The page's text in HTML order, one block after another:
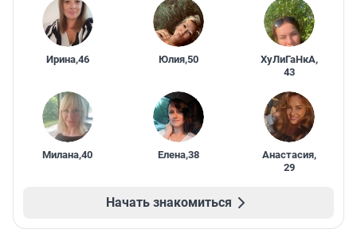
Ирина,46 Юлия,50 ХуЛиГаНкА,
43
Милана,40 Елена,38 Анастасия,
29
Начать знакомиться